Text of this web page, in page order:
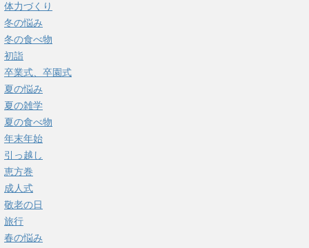
体力づくり
冬の悩み
冬の食べ物
初詣
卒業式、卒園式
夏の悩み
夏の雑学
夏の食べ物
年末年始
引っ越し
恵方巻
成人式
敬老の日
旅行
春の悩み